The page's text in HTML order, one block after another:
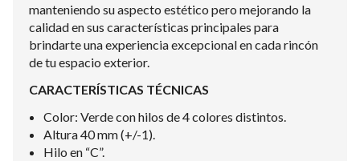
manteniendo su aspecto estético pero mejorando la
calidad en sus características principales para
brindarte una experiencia excepcional en cada rincón
de tu espacio exterior.
CARACTERÍSTICAS TÉCNICAS
Color: Verde con hilos de 4 colores distintos.
Altura 40 mm (+/-1).
Hilo en “C”.